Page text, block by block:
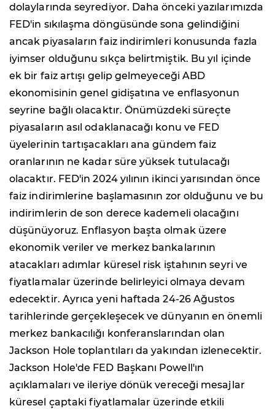
dolaylarında seyrediyor. Daha önceki yazılarımızda
FED'in sıkılaşma döngüsünde sona gelindiğini
ancak piyasaların faiz indirimleri konusunda fazla
iyimser olduğunu sıkça belirtmiştik. Bu yıl içinde
ek bir faiz artışı gelip gelmeyeceği ABD
ekonomisinin genel gidişatına ve enflasyonun
seyrine bağlı olacaktır. Önümüzdeki süreçte
piyasaların asıl odaklanacağı konu ve FED
üyelerinin tartışacakları ana gündem faiz
oranlarının ne kadar süre yüksek tutulacağı
olacaktır. FED'in 2024 yılının ikinci yarısından önce
faiz indirimlerine başlamasının zor olduğunu ve bu
indirimlerin de son derece kademeli olacağını
düşünüyoruz. Enflasyon başta olmak üzere
ekonomik veriler ve merkez bankalarının
atacakları adımlar küresel risk iştahının seyri ve
fiyatlamalar üzerinde belirleyici olmaya devam
edecektir. Ayrıca yeni haftada 24-26 Ağustos
tarihlerinde gerçekleşecek ve dünyanın en önemli
merkez bankacılığı konferanslarından olan
Jackson Hole toplantıları da yakından izlenecektir.
Jackson Hole'de FED Başkanı Powell'ın
açıklamaları ve ileriye dönük vereceği mesajlar
küresel çaptaki fiyatlamalar üzerinde etkili